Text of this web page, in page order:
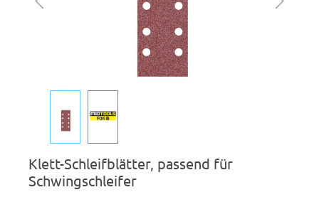
Klett-Schleifblätter, passend für
Schwingschleifer